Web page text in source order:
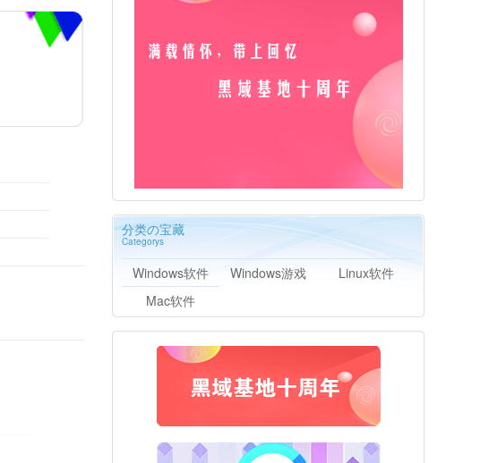
分类の宝藏
Categorys
Windows软件 Windows游戏
Linux软件
Mac软件